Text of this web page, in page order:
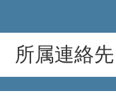
所属連絡先